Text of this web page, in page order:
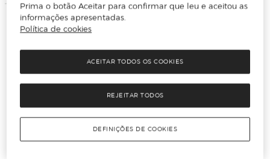
Prima o botão Aceitar para confirmar que leu e aceitou as
informações apresentadas.
Política de cookies
REJEITAR TODOS
ACEITAR TODOS OS COOKIES
DEFINIÇÕES DE COOKIES